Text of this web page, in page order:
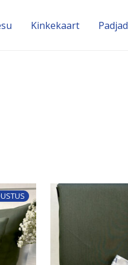
Kinke­kaart Padjad